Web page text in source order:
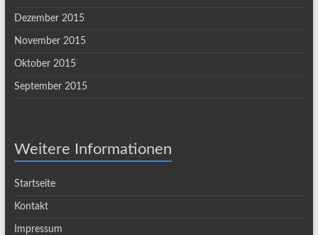
Dezember 2015
November 2015
Oktober 2015
September 2015
Weitere Informationen
Startseite
Kontakt
Impressum